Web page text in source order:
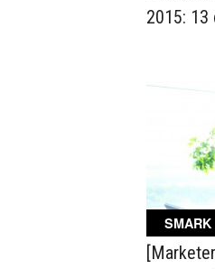
2015: 13
SMARK